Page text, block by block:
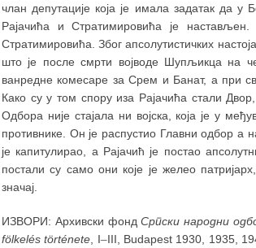
члан депутације која је имала задатак да
Рајачића и Стратимировића је
Стратимировића. Због апсолутистичких
што је после смрти војводе Шупљикца на
ванредне комесаре за Срем и Банат, а при
Како су у том спору иза Рајачића стали
Одбора није стајала ни војска, која је у
противнике. Он је распустио Главни одбор а
је капитулирао, а Рајачић је постао
постали су само они које је желео
значај.
ИЗВОРИ: Архивски фондСрпски народни
fölkelés története , I–III, Budapest 1930, 1935,